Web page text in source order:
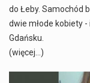
do Łeby. Samochód
dwie młode kobiety
Gdańsku.
(więcej…)